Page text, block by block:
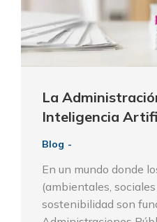
La
Inteligencia
Blog
En un mundo donde
(ambientales,
sostenibilidad son